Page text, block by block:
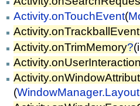
Activity.onTouchEvent(
Activity.onTrackballEvent
Activity.onTrimMemory?
(